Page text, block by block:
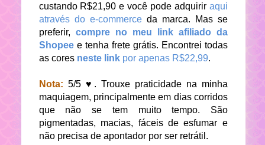
custando R$21,90 e você pode adquirir aqui
através do e-commerceda marca. Mas se
preferir, compre no meu link afiliado da
Shopeee tenha frete grátis. Encontrei todas
as cores neste link por apenas R$22,99.
Nota: 5/5 ♥. Trouxe praticidade na minha
maquiagem, principalmente em dias corridos
que não se tem muito tempo. São
pigmentadas, macias, fáceis de esfumar e
não precisa de apontador por ser retrátil.